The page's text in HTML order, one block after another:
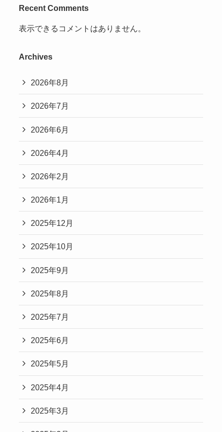
Recent Comments
表示できるコメントはありません。
Archives
2026年8月
2026年7月
2026年6月
2026年4月
2026年2月
2026年1月
2025年12月
2025年10月
2025年9月
2025年8月
2025年7月
2025年6月
2025年5月
2025年4月
2025年3月